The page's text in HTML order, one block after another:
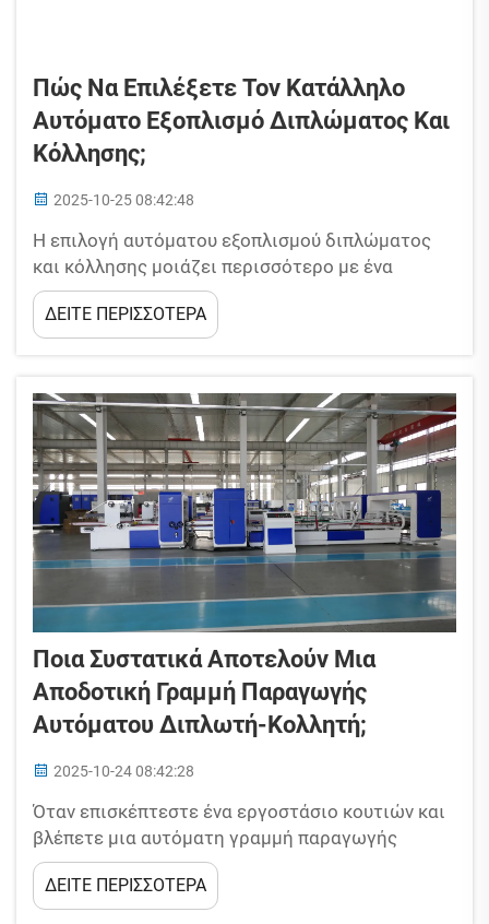
Πώς Να Επιλέξετε Τον Κατάλληλο
Αυτόματο Εξοπλισμό Διπλώματος Και
Κόλλησης;
2025-10-25 08:42:48
Η επιλογή αυτόματου εξοπλισμού διπλώματος
και κόλλησης μοιάζει περισσότερο με ένα
επενδυτικό βήμα παρά με απλή αγορά, καθώς
μπορεί να επηρεάσει τη λειτουργική απόδοση
και την ποιότητα προϊόντων στο εργοστάσιο
πολλά χρόνια...
ΔΕΙΤΕ ΠΕΡΙΣΣΟΤΕΡΑ
Ποια Συστατικά Αποτελούν Μια
Αποδοτική Γραμμή Παραγωγής
Αυτόματου Διπλωτή-Κολλητή;
2025-10-24 08:42:28
Όταν επισκέπτεστε ένα εργοστάσιο κουτιών και
βλέπετε μια αυτόματη γραμμή παραγωγής
διπλωτή-κολλητή να λειτουργεί χωρίς
προβλήματα, μπορεί εύκολα να τη θεωρήσετε ως
μια ενιαία «υπερμηχανή». Ωστόσο, μια μηχανή δεν
ΔΕΙΤΕ ΠΕΡΙΣΣΟΤΕΡΑ